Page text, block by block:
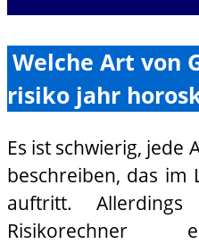
Welche Art von
risiko jahr
Es ist schwierig, jede
beschreiben, das im
auftritt.
Risikorechner